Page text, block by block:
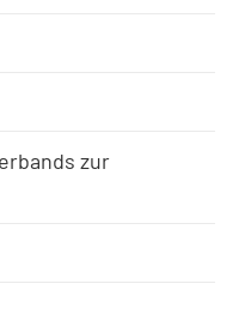
zur